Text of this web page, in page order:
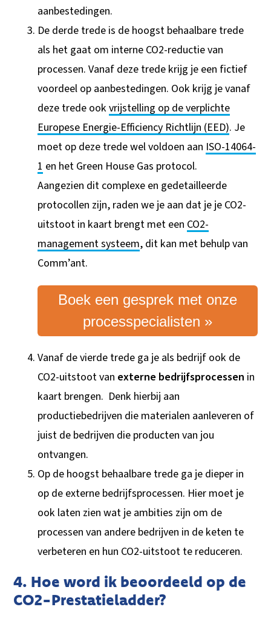
aanbestedingen.
De derde trede is de hoogst behaalbare trede
als het gaat om interne CO2-reductie van
processen. Vanaf deze trede krijg je een fictief
voordeel op aanbestedingen. Ook krijg je vanaf
deze trede ookvrijstelling op de verplichte
Europese Energie-Efficiency Richtlijn (EED). Je
moet op deze trede wel voldoen aan ISO-14064-
1 en het Green House Gas protocol.
Aangezien dit complexe en gedetailleerde
protocollen zijn, raden we je aan dat je je CO2-
uitstoot in kaart brengt met een CO2-
management systeem, dit kan met behulp van
Comm’ant.
Boek een gesprek met onze
processpecialisten »
Vanaf de vierde trede ga je als bedrijf ook de
CO2-uitstoot van externe bedrijfsprocessen in
kaart brengen. Denk hierbij aan
productiebedrijven die materialen aanleveren of
juist de bedrijven die producten van jou
ontvangen.
Op de hoogst behaalbare trede ga je dieper in
op de externe bedrijfsprocessen. Hier moet je
ook laten zien wat je ambities zijn om de
processen van andere bedrijven in de keten te
verbeteren en hun CO2-uitstoot te reduceren.
4. Hoe word ik beoordeeld op de
CO2-Prestatieladder?